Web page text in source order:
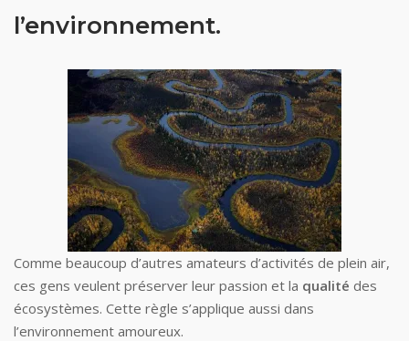
l’environnement.
Comme beaucoup d’autres amateurs d’activités de plein air,
ces gens veulent préserver leur passion et la qualité des
écosystèmes. Cette règle s’applique aussi dans
l’environnement amoureux.